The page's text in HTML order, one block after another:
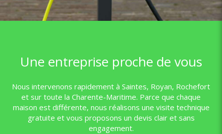
Une entreprise proche de vous
Nous intervenons rapidement à Saintes, Royan, Rochefort
et sur toute la Charente-Maritime. Parce que chaque
maison est différente, nous réalisons une visite technique
gratuite et vous proposons un devis clair et sans
engagement.